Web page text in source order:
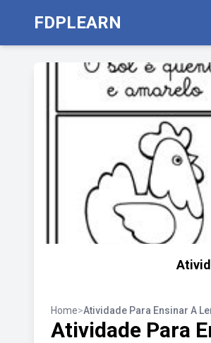
FDPLEARN
Home>Atividade Para Ensinar A
Atividade Para